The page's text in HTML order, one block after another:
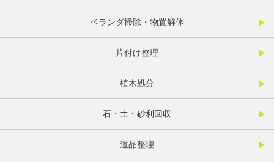
ベランダ掃除・物置解体
片付け整理
植木処分
石・土・砂利回収
遺品整理